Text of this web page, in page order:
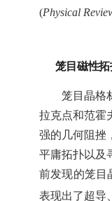
(Physical
笼目磁性
笼目晶格
拉克点和范霍
强的几何阻挫
平庸拓扑以及
前发现的笼目
表现出了超导